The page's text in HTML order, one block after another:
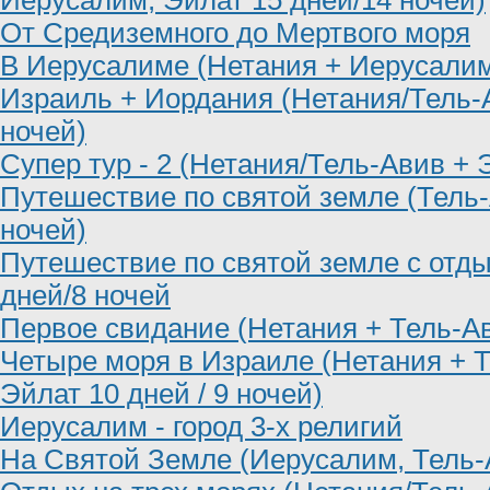
От Средиземного до Мертвого моря
В Иерусалиме (Нетания +
Израиль + Иордания (Нетания/
ночей)
Супер тур - 2 (Нетания/Тель-Авив +
Путешествие по святой земле
ночей)
Путешествие по святой земле с
дней/8 ночей
Первое свидание (Нетания + Тель-
Четыре моря в Израиле (Нетания +
Эйлат 10 дней / 9 ночей)
Иерусалим - город 3-х религий
На Святой Земле (Иерусалим,